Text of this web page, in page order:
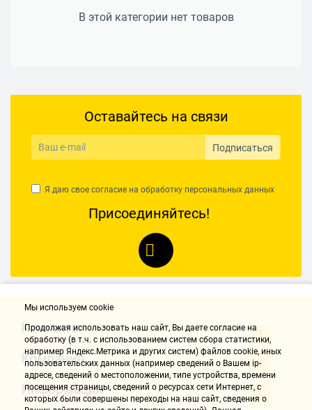
В этой категории нет товаров
Оставайтесь на связи
Подписаться
Я даю свое согласие на обработку персональных данных
Присоединяйтесь!
Контакты
Компания
Информация
Мы используем cookie
Продолжая использовать наш cайт, Вы даете согласие на
обработку (в т.ч. с использованием систем сбора статистики,
например Яндекс.Метрика и других систем) файлов cookie, иных
пользовательских данных (например сведений о Вашем ip-
адресе, сведений о местоположении, типе устройства, времени
посещения страницы, сведений о ресурсах сети Интернет, с
которых были совершены переходы на наш сайт, сведения о